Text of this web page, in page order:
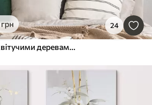
грн 24
Японський парк з квітучими деревами і квітами, ліс, дерев'яний будинок